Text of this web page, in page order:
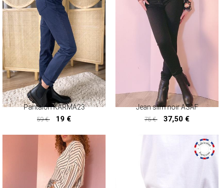
TERRE CUITE
VOIR LA COLLECTION TERRE CUITE
Pantalon KARMA23
59 €
19 €
Jean slim noir ASAF
75 €
37,50 €